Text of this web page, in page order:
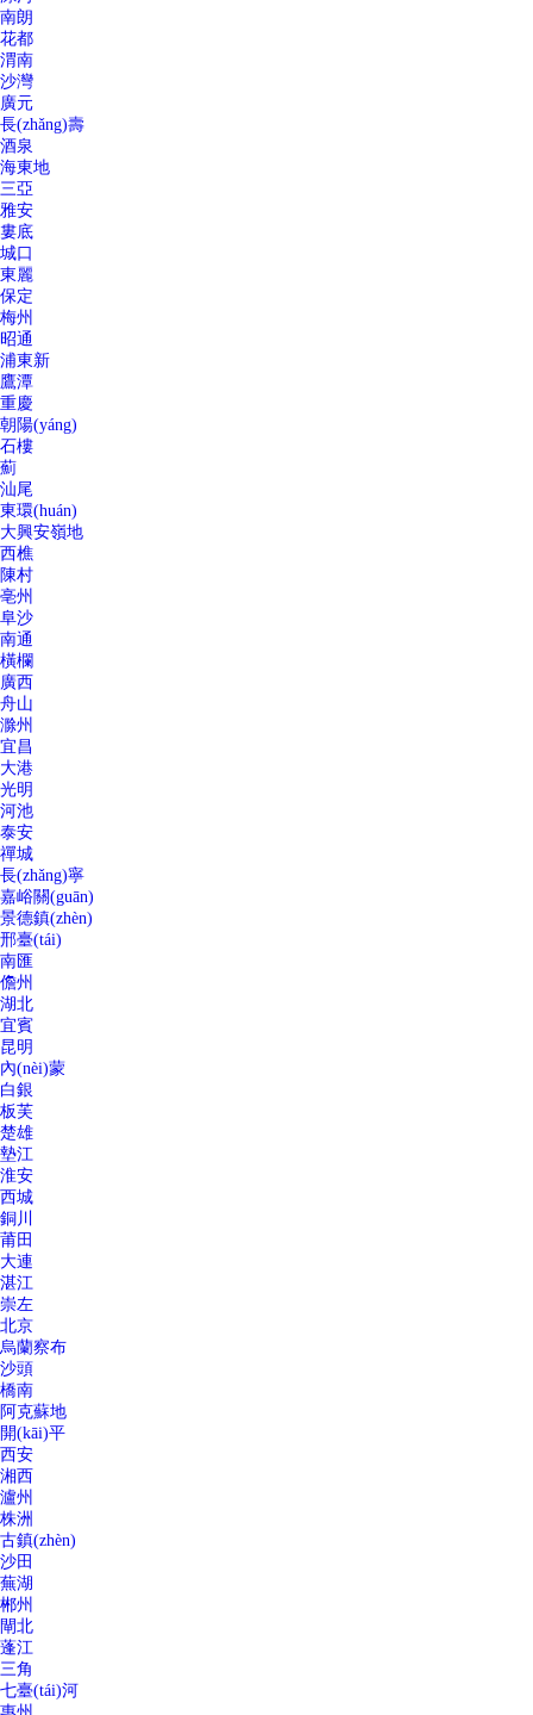
南朗
花都
渭南
沙灣
廣元
長(zhǎng)壽
酒泉
海東地
三亞
雅安
婁底
城口
東麗
保定
梅州
昭通
浦東新
鷹潭
重慶
朝陽(yáng)
石樓
薊
汕尾
東環(huán)
大興安嶺地
西樵
陳村
亳州
阜沙
南通
橫欄
廣西
舟山
滁州
宜昌
大港
光明
河池
泰安
禪城
長(zhǎng)寧
嘉峪關(guān)
景德鎮(zhèn)
邢臺(tái)
南匯
儋州
湖北
宜賓
昆明
內(nèi)蒙
白銀
板芙
楚雄
墊江
淮安
西城
銅川
莆田
大連
湛江
崇左
北京
烏蘭察布
沙頭
橋南
阿克蘇地
開(kāi)平
西安
湘西
瀘州
株洲
古鎮(zhèn)
沙田
蕪湖
郴州
閘北
蓬江
三角
七臺(tái)河